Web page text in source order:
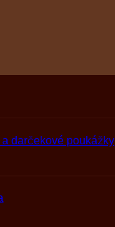
darčekové poukážky